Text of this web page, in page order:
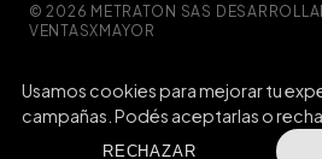
© 2026 METRATON SAS ·
VENTASXMAYOR
Defensa de las y los consumidores.
Botón de arrepentimiento
Usamos cookies para mejorar tu
campañas. Podés aceptarlas o
RECHAZAR